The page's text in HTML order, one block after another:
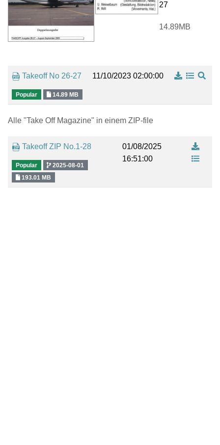
27
14.89MB
Takeoff No 26-27
Popular 14.89 MB
11/10/2023 02:00:00
Alle "Take Off Magazine" in einem ZIP-file
Takeoff ZIP No.1-28
Popular
2025-08-01
193.01 MB
01/08/2025
16:51:00